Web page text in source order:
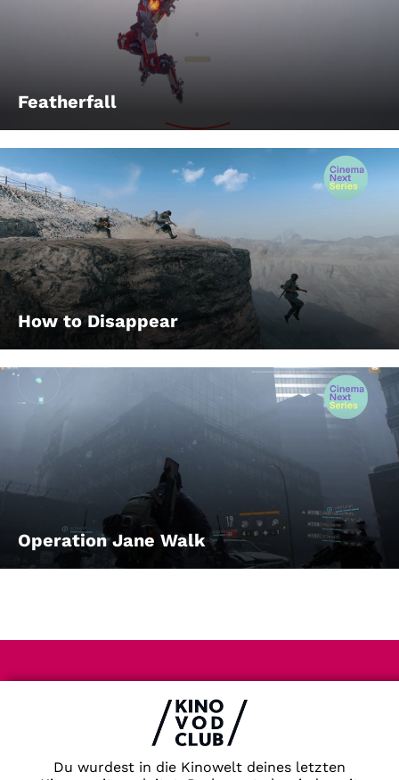
Du wurdest in die Kinowelt deines letzten
Featherfall
How to Disappear
Operation Jane Walk
AGB
Kontakt
Newsletter